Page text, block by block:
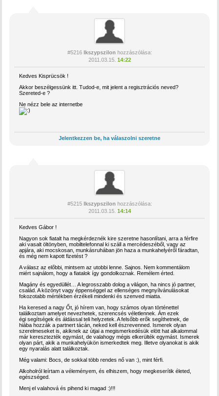
#5216 Ikszypszilon hozzászólása:
2011.03.15. 14:22
Kedves Kisprücsök !
Akkor beszélgessünk itt. Tudod-e, mit jelent a regisztrációs neved?
Szereted-e ?
Ne nézz bele az internetbe
Jelentkezzen be, ha válaszolni szeretne
#5215 Ikszypszilon hozzászólása:
2011.03.15. 14:14
Kedves Gábor !
Nagyon sok fiatalt ha megkérdeznék kire szeretne hasonlítani, arra a férfire
aki vasalt öltönyben, mobiltelefonnal ki száll a mercédeszéből, vagy az
apjára, aki mocskosan, munkásruhában jön haza a munkahelyéről fáradtan,
és még nem kapott fizetést ?
A válasz az előbbi, mintsem az utobbi lenne. Sajnos. Nem kommentálom
miért sajnálom, hogy a fiatalok így gondolkoznak. Remélem érted.
Magány és egyedüllét… A legrosszabb dolog a világon, ha nincs jó partner,
család. A közönyt vagy éppenséggel az ellenséges megnyílvánulásokat
fokozotabb mértékben érzékeli mindenki és szenved miatta.
Ha keresed a nagy Őt, jó hírem van, hogy számos olyan történettel
találkoztam amelyet nevezhetek, szerencsés véletlennek. Ám ezek
égi segítségek és áldással teli helyzetek. A felsőbb erők segíthetnek, de
hiába hozzák a partnert tácán, neked kell észrevenned. Ismerek olyan
szerelmeseket is, akiknek az útjai a megismerkedésük elött hat alkalommal
már keresztezték egymást, de valahogy mégis elkerülték egymást. Ismerek
olyan párt, akik a munkahelyükön ismerkedtek meg. Illetve olyanokat is akik
egy nyaralás alatt találkoztak.
Még valami: Bocs, de sokkal több rendes nő van :), mint férfi.
Alkoholról leírtam a véleményem, és elhiszem, hogy megkeserítik életed,
egészséged.
Menj el valahová és pihend ki magad :)!!!